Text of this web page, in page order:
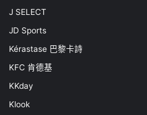
J SELECT
JD Sports
Kérastase 巴黎卡詩
KFC 肯德基
KKday
Klook